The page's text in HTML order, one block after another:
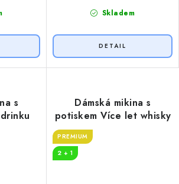
Skladem
s
Dámská mikina s
potiskem Více let whisky
PREMIUM
2 + 1